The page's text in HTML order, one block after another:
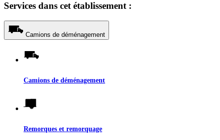
Services dans cet établissement :
Camions de déménagement
Camions de déménagement
Remorques et remorquage